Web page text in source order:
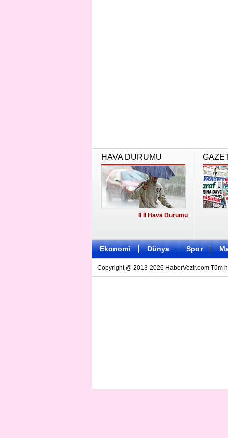
HAVA DURUMU
İl İl Hava Durumu
Ekonomi Dünya Spor
Copyright @ 2013-2026 HaberVezir.com Tüm